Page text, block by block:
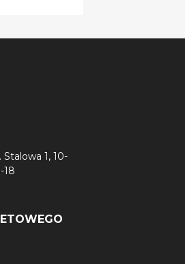
Stalowa 1, 10-
18